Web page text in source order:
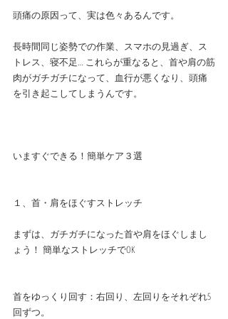
頭痛の原因って、実は色々あるんです。
長時間同じ姿勢での作業、スマホの見過ぎ、ス
トレス、寝不足… これらが重なると、首や肩の筋
肉がガチガチになって、血行が悪くなり、頭痛
を引き起こしてしまうんです。
いますぐできる！簡単ケア３選
１、首・肩をほぐすストレッチ
まずは、ガチガチになった首や肩をほぐしまし
ょう！ 簡単なストレッチでOK
首をゆっくり回す：右回り、左回りをそれぞれ5
回ずつ。